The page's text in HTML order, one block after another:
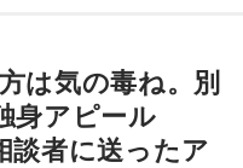
は気の毒ね。別
身アピール
談者に送ったア